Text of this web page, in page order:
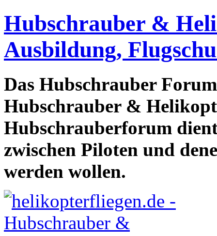
Hubschrauber &
Ausbildung,
Das Hubschrauber
Hubschrauber &
Hubschrauberforum
zwischen Piloten und
werden wollen.